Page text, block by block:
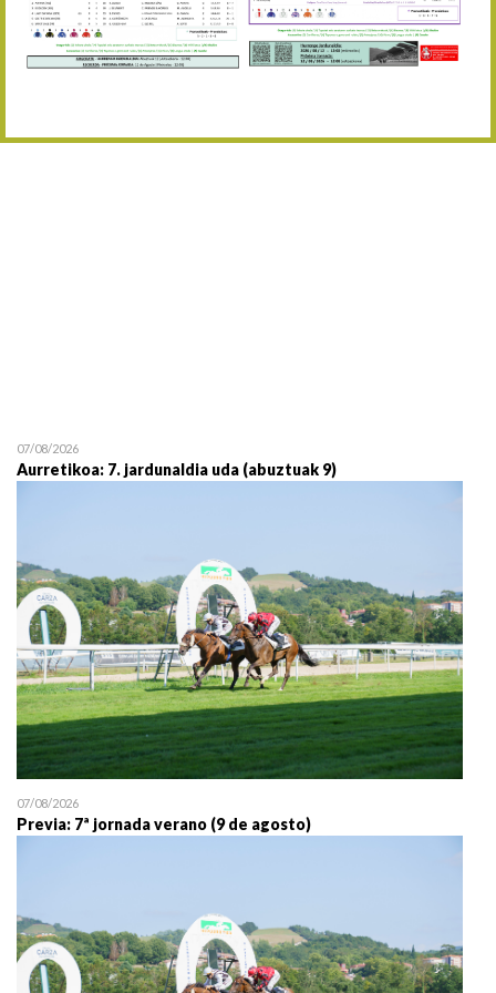
Abuztaren 12a / 12 de
15/08 17:05 Abuztuaren 15a / 15 de
30/08 17:30 Abuztuaren 30a / 30 de
19/07 11:30 Uztailaren 19a / 19 de
07/08/2026
Aurretikoa: 7. jardunaldia uda (abuztuak 9)
07/08/2026
Previa: 7ª jornada verano (9 de agosto)